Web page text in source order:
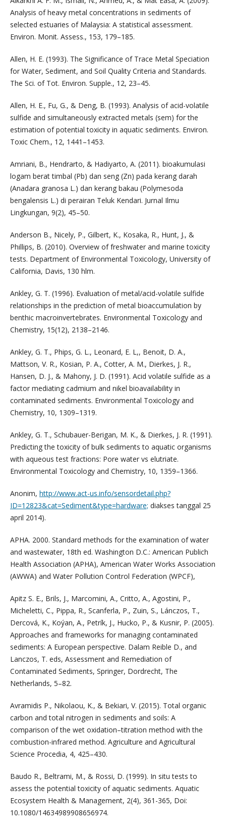
Analysis of heavy metal concentrations in sediments of
selected estuaries of Malaysia: A statistical assessment.
Environ. Monit. Assess., 153, 179–185.
Allen, H. E. (1993). The Significance of Trace Metal Speciation
for Water, Sediment, and Soil Quality Criteria and Standards.
The Sci. of Tot. Environ. Supple., 12, 23–45.
Allen, H. E., Fu, G., & Deng, B. (1993). Analysis of acid-volatile
sulfide and simultaneously extracted metals (sem) for the
estimation of potential toxicity in aquatic sediments. Environ.
Toxic Chem., 12, 1441–1453.
Amriani, B., Hendrarto, & Hadiyarto, A. (2011). bioakumulasi
logam berat timbal (Pb) dan seng (Zn) pada kerang darah
(Anadara granosa L.) dan kerang bakau (Polymesoda
bengalensis L.) di perairan Teluk Kendari. Jurnal Ilmu
Lingkungan, 9(2), 45–50.
Anderson B., Nicely, P., Gilbert, K., Kosaka, R., Hunt, J., &
Phillips, B. (2010). Overview of freshwater and marine toxicity
tests. Department of Environmental Toxicology, University of
California, Davis, 130 hlm.
Ankley, G. T. (1996). Evaluation of metal/acid-volatile sulfide
relationships in the prediction of metal bioaccumulation by
benthic macroinvertebrates. Environmental Toxicology and
Chemistry, 15(12), 2138–2146.
Ankley, G. T., Phips, G. L., Leonard, E. L,, Benoit, D. A.,
Mattson, V. R., Kosian, P. A., Cotter, A. M., Dierkes, J. R.,
Hansen, D. J., & Mahony, J. D. (1991). Acid volatile sulfide as a
factor mediating cadmium and nikel bioavailability in
contaminated sediments. Environmental Toxicology and
Chemistry, 10, 1309–1319.
Ankley, G. T., Schubauer-Berigan, M. K., & Dierkes, J. R. (1991).
Predicting the toxicity of bulk sediments to aquatic organisms
with aqueous test fractions: Pore water vs elutriate.
Environmental Toxicology and Chemistry, 10, 1359–1366.
Anonim, http://www.act-us.info/sensordetail.php?
ID=12823&cat=Sediment&type=hardware; diakses tanggal 25
april 2014).
APHA. 2000. Standard methods for the examination of water
and wastewater, 18th ed. Washington D.C.: American Publich
Health Association (APHA), American Water Works Association
(AWWA) and Water Pollution Control Federation (WPCF),
Apitz S. E., Brils, J., Marcomini, A., Critto, A., Agostini, P.,
Micheletti, C., Pippa, R., Scanferla, P., Zuin, S., Lánczos, T.,
Dercová, K., Koýan, A., Petrík, J., Hucko, P., & Kusnir, P. (2005).
Approaches and frameworks for managing contaminated
sediments: A European perspective. Dalam Reible D., and
Lanczos, T. eds, Assessment and Remediation of
Contaminated Sediments, Springer, Dordrecht, The
Netherlands, 5–82.
Avramidis P., Nikolaou, K., & Bekiari, V. (2015). Total organic
carbon and total nitrogen in sediments and soils: A
comparison of the wet oxidation–titration method with the
combustion-infrared method. Agriculture and Agricultural
Science Procedia, 4, 425–430.
Baudo R., Beltrami, M., & Rossi, D. (1999). In situ tests to
assess the potential toxicity of aquatic sediments. Aquatic
Ecosystem Health & Management, 2(4), 361-365, Doi:
10.1080/14634989908656974.